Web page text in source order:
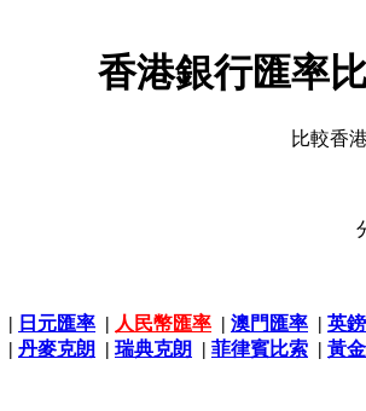
香港銀行匯率
比較香
| 日元匯率 | 人民幣匯率 | 澳門匯率 | 英
| 丹麥克朗 | 瑞典克朗 | 菲律賓比索 | 黃